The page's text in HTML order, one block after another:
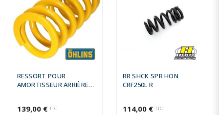
RESSORT POUR
AMORTISSEUR ARRIÈRE
139,00 € TTC
RR SHCK SPR HON
CRF250L R
114,00 € TTC